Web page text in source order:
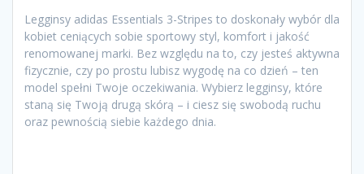
Legginsy adidas Essentials 3-Stripes to doskonały wybór dla
kobiet ceniących sobie sportowy styl, komfort i jakość
renomowanej marki. Bez względu na to, czy jesteś aktywna
fizycznie, czy po prostu lubisz wygodę na co dzień – ten
model spełni Twoje oczekiwania. Wybierz legginsy, które
staną się Twoją drugą skórą – i ciesz się swobodą ruchu
oraz pewnością siebie każdego dnia.